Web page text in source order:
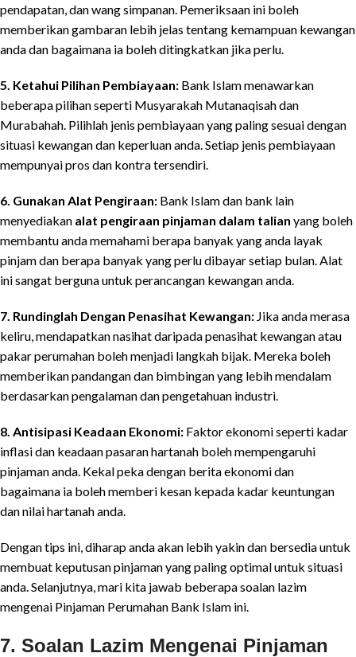
pendapatan, dan wang simpanan. Pemeriksaan ini boleh
memberikan gambaran lebih jelas tentang kemampuan kewangan
anda dan bagaimana ia boleh ditingkatkan jika perlu.
5. Ketahui Pilihan Pembiayaan: Bank Islam menawarkan
beberapa pilihan seperti Musyarakah Mutanaqisah dan
Murabahah. Pilihlah jenis pembiayaan yang paling sesuai dengan
situasi kewangan dan keperluan anda. Setiap jenis pembiayaan
mempunyai pros dan kontra tersendiri.
6. Gunakan Alat Pengiraan: Bank Islam dan bank lain
menyediakan alat pengiraan pinjaman dalam talian yang boleh
membantu anda memahami berapa banyak yang anda layak
pinjam dan berapa banyak yang perlu dibayar setiap bulan. Alat
ini sangat berguna untuk perancangan kewangan anda.
7. Rundinglah Dengan Penasihat Kewangan: Jika anda merasa
keliru, mendapatkan nasihat daripada penasihat kewangan atau
pakar perumahan boleh menjadi langkah bijak. Mereka boleh
memberikan pandangan dan bimbingan yang lebih mendalam
berdasarkan pengalaman dan pengetahuan industri.
8. Antisipasi Keadaan Ekonomi: Faktor ekonomi seperti kadar
inflasi dan keadaan pasaran hartanah boleh mempengaruhi
pinjaman anda. Kekal peka dengan berita ekonomi dan
bagaimana ia boleh memberi kesan kepada kadar keuntungan
dan nilai hartanah anda.
Dengan tips ini, diharap anda akan lebih yakin dan bersedia untuk
membuat keputusan pinjaman yang paling optimal untuk situasi
anda. Selanjutnya, mari kita jawab beberapa soalan lazim
mengenai Pinjaman Perumahan Bank Islam ini.
7. Soalan Lazim Mengenai Pinjaman